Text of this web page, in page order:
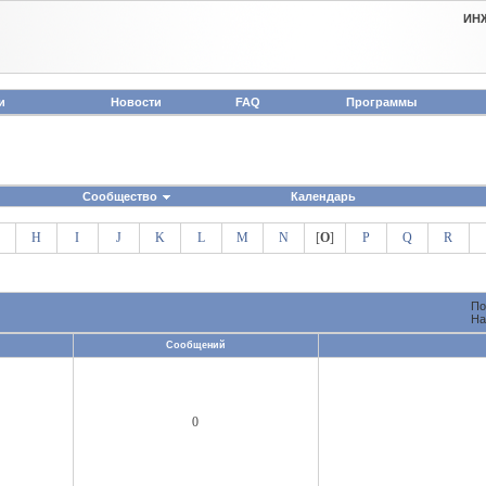
Новости FAQ Программы
Сообщество Календарь
H I J K L M N [O] P Q R
Сообщений
0